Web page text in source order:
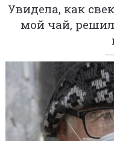
Увидела, как
мой чай,